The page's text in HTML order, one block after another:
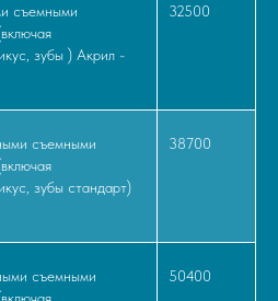
съемными
зубы ) Акрил -
32500
съемными
зубы стандарт)
38700
съемными
50400